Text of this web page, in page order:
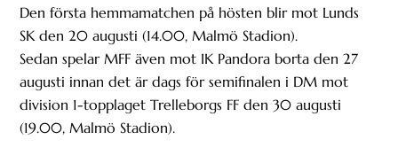
Den första hemmamatchen på hösten blir mot Lunds
SK den 20 augusti (14.00, Malmö Stadion).
Sedan spelar MFF även mot IK Pandora borta den 27
augusti innan det är dags för semifinalen i DM mot
division 1-topplaget Trelleborgs FF den 30 augusti
(19.00, Malmö Stadion).